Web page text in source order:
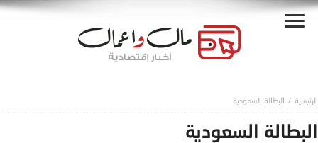
البطالة السعودية
البطالة السعودية